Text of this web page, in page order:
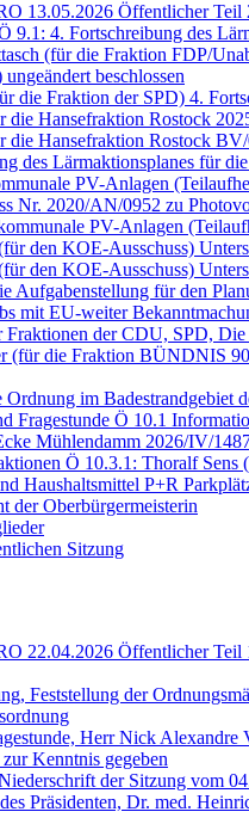
13.05.2026 Öffentlicher Teil
9.1: 4. Fortschreibung des
(für die Fraktion FDP/
beschlossen
die Fraktion der SPD) 4.
die Hansefraktion Rostock
die Hansefraktion Rostock
des Lärmaktionsplanes für
PV-Anlagen
Nr. 2020/AN/0952 zu
PV-Anlagen
den KOE-Ausschuss)
den KOE-Ausschuss)
Aufgabenstellung für den
mit EU-weiter
Fraktionen der CDU, SPD,
(für die Fraktion BÜNDNIS
im Badestrandgebiet
Fragestunde Ö 10.1
Mühlendamm 2026/IV/
Ö 10.3.1: Thoralf Sens
Haushaltsmittel P+R
der Oberbürgermeisterin
Sitzung
22.04.2026 Öffentlicher Teil
Feststellung der
Herr Nick Alexandre
Kenntnis gegeben
der Sitzung vom
Präsidenten, Dr. med.